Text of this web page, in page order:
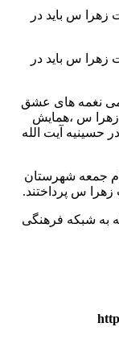
س باید در
س باید در
نغمه های عشق
س ،همایش
حسینیه آیت الله
جمعه شهرستان
س پرداختند.
به شبکه فرهنگی